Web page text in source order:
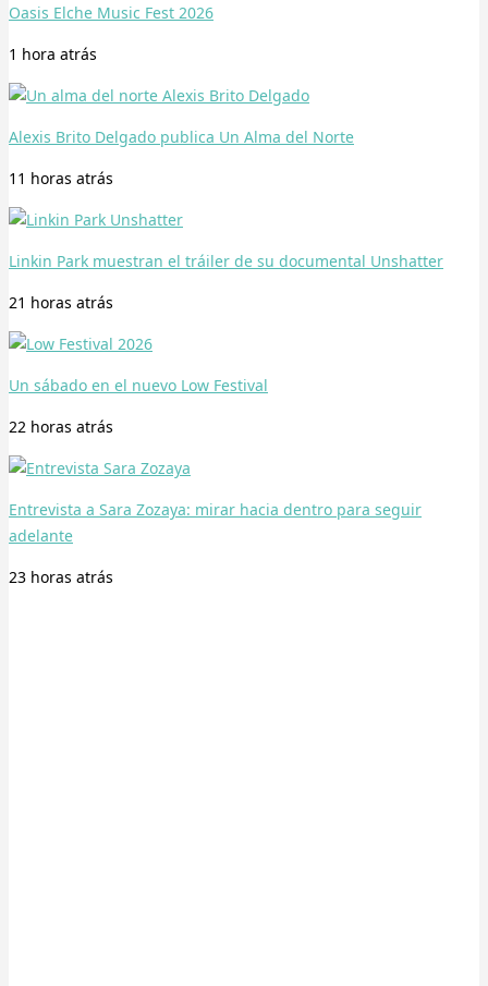
Oasis Elche Music Fest 2026
1 hora atrás
Alexis Brito Delgado publica Un Alma del Norte
11 horas atrás
Linkin Park muestran el tráiler de su documental Unshatter
21 horas atrás
Un sábado en el nuevo Low Festival
22 horas atrás
Entrevista a Sara Zozaya: mirar hacia dentro para seguir
adelante
23 horas atrás